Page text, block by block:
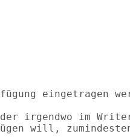
eingetragen
irgendwo im
will,